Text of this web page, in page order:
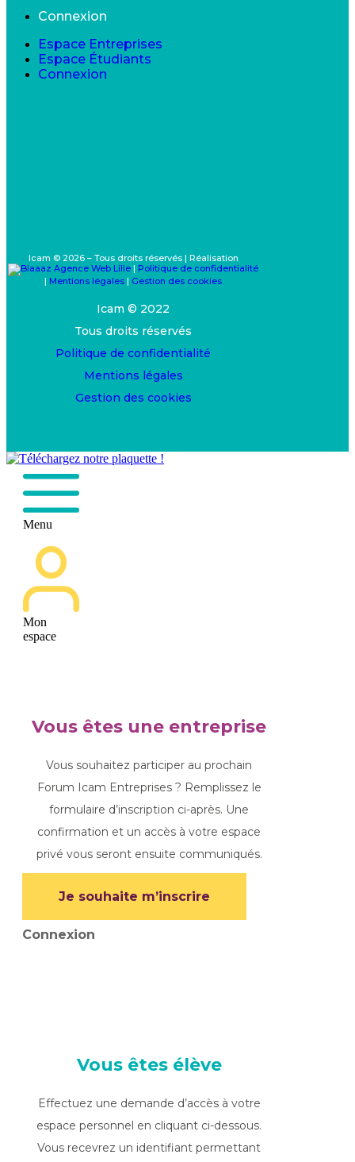
Connexion
Espace Entreprises
Espace Étudiants
Connexion
Icam © 2026 – Tous droits réservés | Réalisation
| Politique de confidentialité
| Mentions légales | Gestion des cookies
Icam © 2022
Tous droits réservés
Politique de confidentialité
Mentions légales
Gestion des cookies
Menu
Mon
espace
Vous êtes une entreprise
Vous souhaitez participer au prochain
Forum Icam Entreprises ? Remplissez le
formulaire d’inscription ci-après. Une
confirmation et un accès à votre espace
privé vous seront ensuite communiqués.
Je souhaite m’inscrire
Connexion
Vous êtes élève
Effectuez une demande d’accès à votre
espace personnel en cliquant ci-dessous.
Vous recevrez un identifiant permettant